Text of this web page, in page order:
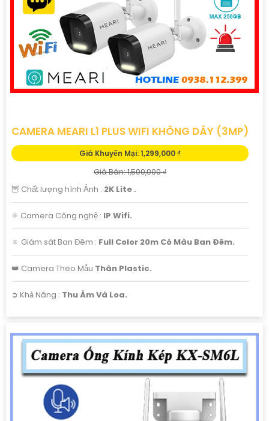
CAMERA MEARI L1 PLUS WIFI KHÔNG DÂY (3MP)
Giá Khuyến Mại: 1,299,000 ₫
Giá Bán: 1,500,000 ₫
🦉 Chất lượng hình Ảnh : 2K Lite .
⚛️ Camera Công nghệ : IP Wifi.
🔅 Giám sát Ban Đêm : Full Color 20m Có Màu Ban Ðêm.
👑 Camera Theo Mẫu Thân Plastic.
️➲ Khả Năng : Thu Âm Và Loa.